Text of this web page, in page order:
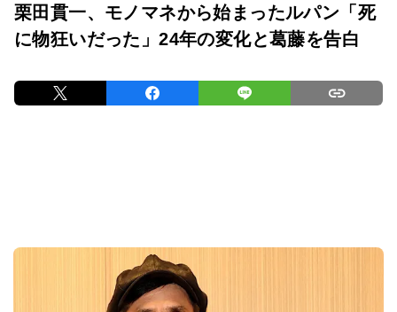
栗田貫一、モノマネから始まったルパン「死
に物狂いだった」24年の変化と葛藤を告白